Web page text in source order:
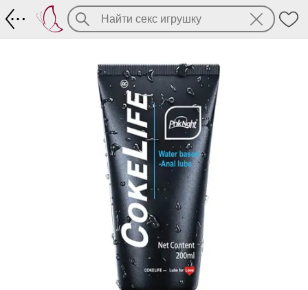
COKELIFE Anal Lubricant 200 мл на